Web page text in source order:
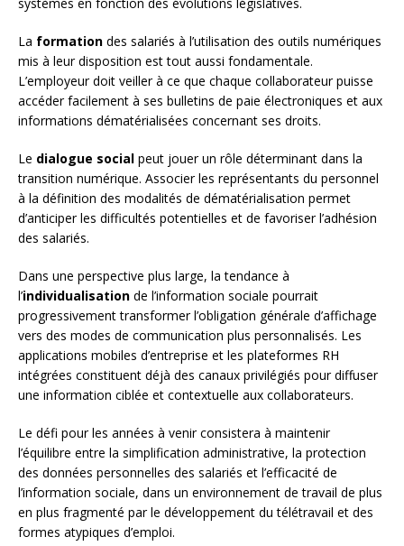
La formation des salariés à l’utilisation des outils numériques
mis à leur disposition est tout aussi fondamentale.
L’employeur doit veiller à ce que chaque collaborateur puisse
accéder facilement à ses bulletins de paie électroniques et aux
informations dématérialisées concernant ses droits.
Le dialogue social peut jouer un rôle déterminant dans la
transition numérique. Associer les représentants du personnel
à la définition des modalités de dématérialisation permet
d’anticiper les difficultés potentielles et de favoriser l’adhésion
des salariés.
Dans une perspective plus large, la tendance à
l’individualisation de l’information sociale pourrait
progressivement transformer l’obligation générale d’affichage
vers des modes de communication plus personnalisés. Les
applications mobiles d’entreprise et les plateformes RH
intégrées constituent déjà des canaux privilégiés pour diffuser
une information ciblée et contextuelle aux collaborateurs.
Le défi pour les années à venir consistera à maintenir
l’équilibre entre la simplification administrative, la protection
des données personnelles des salariés et l’efficacité de
l’information sociale, dans un environnement de travail de plus
en plus fragmenté par le développement du télétravail et des
formes atypiques d’emploi.